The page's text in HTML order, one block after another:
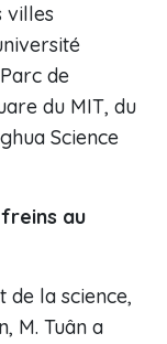
villes
de
du MIT, du
Science
au
de la science,
M. Tuân a